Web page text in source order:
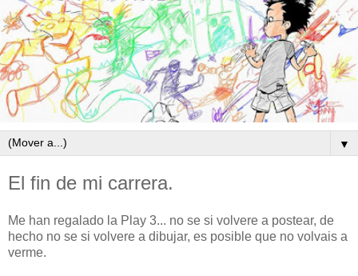
▼
El fin de mi carrera.
Me han regalado la Play 3... no se si volvere a postear, de
hecho no se si volvere a dibujar, es posible que no volvais a
verme.